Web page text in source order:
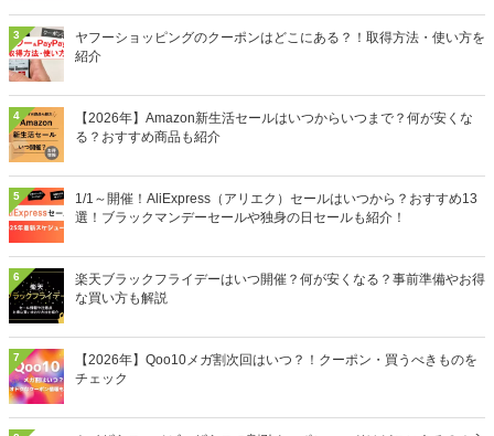
3
ヤフーショッピングのクーポンはどこにある？！取得方法・使い方を
紹介
4
【2026年】Amazon新生活セールはいつからいつまで？何が安くな
る？おすすめ商品も紹介
5
1/1～開催！AliExpress（アリエク）セールはいつから？おすすめ13
選！ブラックマンデーセールや独身の日セールも紹介！
6
楽天ブラックフライデーはいつ開催？何が安くなる？事前準備やお得
な買い方も解説
7
【2026年】Qoo10メガ割次回はいつ？！クーポン・買うべきものを
チェック